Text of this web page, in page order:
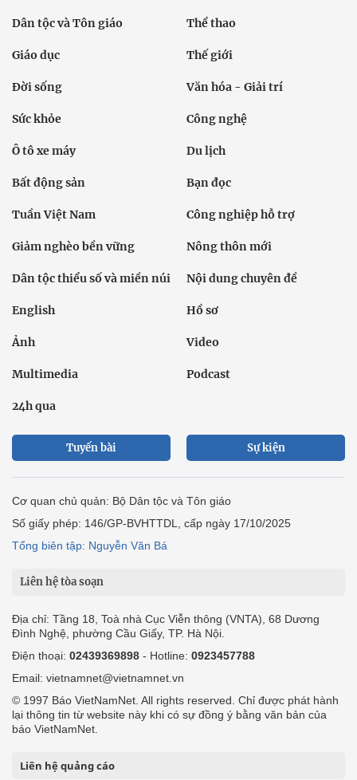
Dân tộc và Tôn giáo Thể thao
Giáo dục Thế giới
Đời sống Văn hóa - Giải trí
Sức khỏe Công nghệ
Ô tô xe máy Du lịch
Bất động sản Bạn đọc
Tuần Việt Nam Công nghiệp hỗ trợ
Giảm nghèo bền vững Nông thôn mới
Dân tộc thiểu số và miền núi Nội dung chuyên đề
English Hồ sơ
Ảnh Video
Multimedia Podcast
24h qua
Tuyến bài Sự kiện
Cơ quan chủ quản: Bộ Dân tộc và Tôn giáo
Số giấy phép: 146/GP-BVHTTDL, cấp ngày 17/10/2025
Tổng biên tập: Nguyễn Văn Bá
Liên hệ tòa soạn
Địa chỉ: Tầng 18, Toà nhà Cục Viễn thông (VNTA), 68 Dương
Đình Nghệ, phường Cầu Giấy, TP. Hà Nội.
Điện thoại: 02439369898 - Hotline: 0923457788
Email: vietnamnet@vietnamnet.vn
© 1997 Báo VietNamNet. All rights reserved. Chỉ được phát hành
lại thông tin từ website này khi có sự đồng ý bằng văn bản của
báo VietNamNet.
Liên hệ quảng cáo